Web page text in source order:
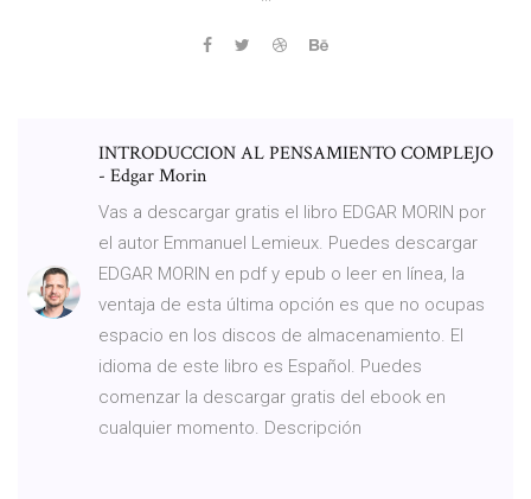
INTRODUCCION AL PENSAMIENTO COMPLEJO
- Edgar Morin
Vas a descargar gratis el libro EDGAR MORIN por
el autor Emmanuel Lemieux. Puedes descargar
EDGAR MORIN en pdf y epub o leer en línea, la
ventaja de esta última opción es que no ocupas
espacio en los discos de almacenamiento. El
idioma de este libro es Español. Puedes
comenzar la descargar gratis del ebook en
cualquier momento. Descripción